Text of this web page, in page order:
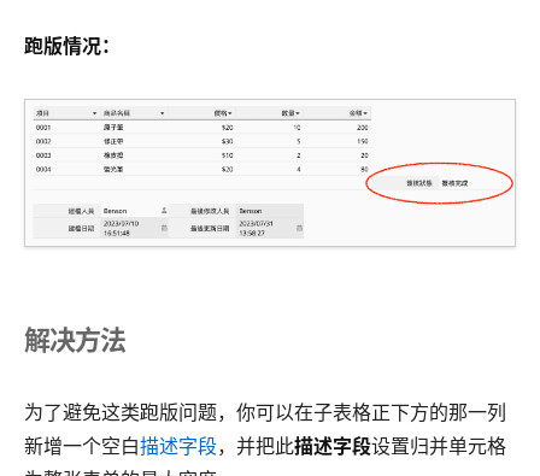
跑版情况：
解决方法
为了避免这类跑版问题，你可以在子表格正下方的那一列
新增一个空白描述字段，并把此描述字段设置归并单元格